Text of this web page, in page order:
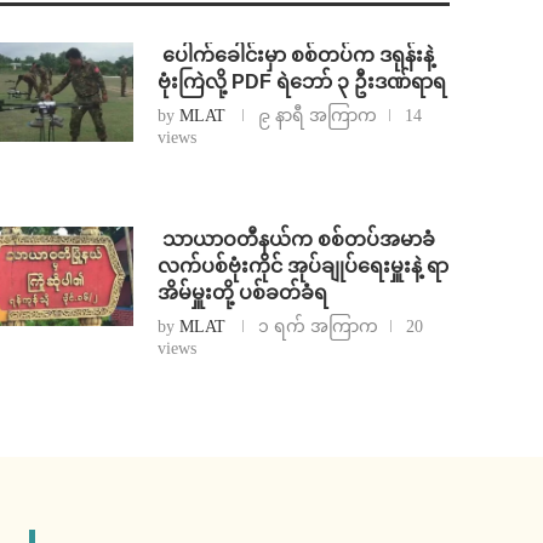
⁩ ⁨ပေါက်ခေါင်းမှာ စစ်တပ်က ဒရုန်းနဲ့
ဗုံးကြဲလို့ PDF ရဲဘော် ၃ ဦးဒဏ်ရာရ
byMLAT ၉ နာရီ အကြာက
14
views
⁩ ⁨သာယာဝတီနယ်က စစ်တပ်အမာခံ
လက်ပစ်ဗုံးကိုင် အုပ်ချုပ်ရေးမှူးနဲ့ ရာ
အိမ်မှူးတို့ ပစ်ခတ်ခံရ
byMLAT ၁ ရက် အကြာက
20
views